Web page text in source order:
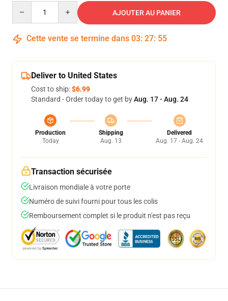
AJOUTER AU PANIER
Cette vente se termine dans 03: 27: 55
Deliver to United States
Cost to ship:$6.99
Standard - Order today to get byAug. 17 - Aug. 24
Production
Today
Shipping
Aug. 13
Delivered
Aug. 17 - Aug. 24
Transaction sécurisée
Livraison mondiale à votre porte
Numéro de suivi fourni pour tous les colis
Remboursement complet si le produit n'est pas reçu